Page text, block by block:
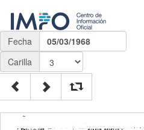
Fecha
05/03/1968
Carilla